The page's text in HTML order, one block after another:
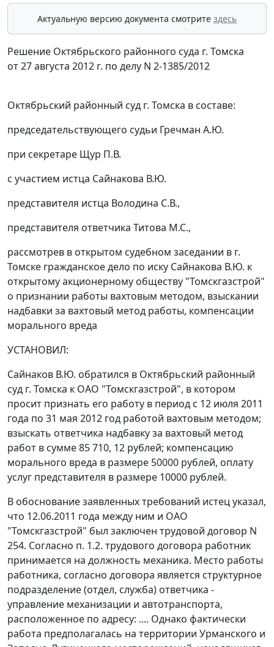
Актуальную версию документа смотрите здесь
Решение Октябрьского районного суда г. Томска
от 27 августа 2012 г. по делу N 2-1385/2012
Октябрьский районный суд г. Томска в составе:
председательствующего судьи Гречман А.Ю.
при секретаре Щур П.В.
с участием истца Сайнакова В.Ю.
представителя истца Володина С.В.,
представителя ответчика Титова М.С.,
рассмотрев в открытом судебном заседании в г.
Томске гражданское дело по иску Сайнакова В.Ю. к
открытому акционерному обществу "Томскгазстрой"
о признании работы вахтовым методом, взыскании
надбавки за вахтовый метод работы, компенсации
морального вреда
УСТАНОВИЛ:
Сайнаков В.Ю. обратился в Октябрьский районный
суд г. Томска к ОАО "Томскгазстрой", в котором
просит признать его работу в период с 12 июля 2011
года по 31 мая 2012 год работой вахтовым методом;
взыскать ответчика надбавку за вахтовый метод
работ в сумме 85 710, 12 рублей; компенсацию
морального вреда в размере 50000 рублей, оплату
услуг представителя в размере 10000 рублей.
В обоснование заявленных требований истец указал,
что 12.06.2011 года между ним и ОАО
"Томскгазстрой" был заключен трудовой договор N
254. Согласно п. 1.2. трудового договора работник
принимается на должность механика. Место работы
работника, согласно договора является структурное
подразделение (отдел, служба) ответчика -
управление механизации и автотранспорта,
расположенное по адресу: .... Однако фактически
работа предполагалась на территории Урманского и